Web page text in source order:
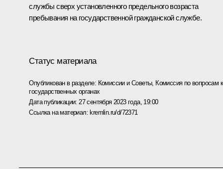
службы сверх установленного предельного возраста
пребывания на государственной гражданской службе.
Статус материала
Опубликован в разделе: Комиссии и Советы, Комиссия по вопросам
государственных органах
Дата публикации: 27 сентября 2023 года, 19:00
Ссылка на материал: kremlin.ru/d/72371